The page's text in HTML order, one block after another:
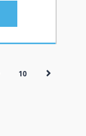
10